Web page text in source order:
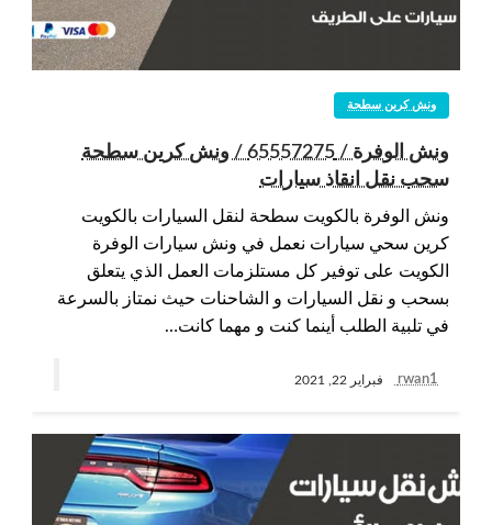
ونش كرين سطحة
ونش الوفرة / 65557275 / ونش كرين سطحة
سحب نقل انقاذ سيارات
ونش الوفرة بالكويت سطحة لنقل السيارات بالكويت
كرين سحي سيارات نعمل في ونش سيارات الوفرة
الكويت على توفير كل مستلزمات العمل الذي يتعلق
بسحب و نقل السيارات و الشاحنات حيث نمتاز بالسرعة
في تلبية الطلب أينما كنت و مهما كانت…
rwan1 فبراير 22, 2021